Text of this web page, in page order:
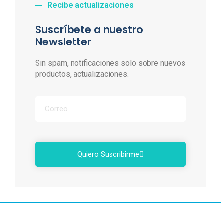
Recibe actualizaciones
Suscríbete a nuestro
Newsletter
Sin spam, notificaciones solo sobre nuevos
productos, actualizaciones.
Quiero Suscribirme